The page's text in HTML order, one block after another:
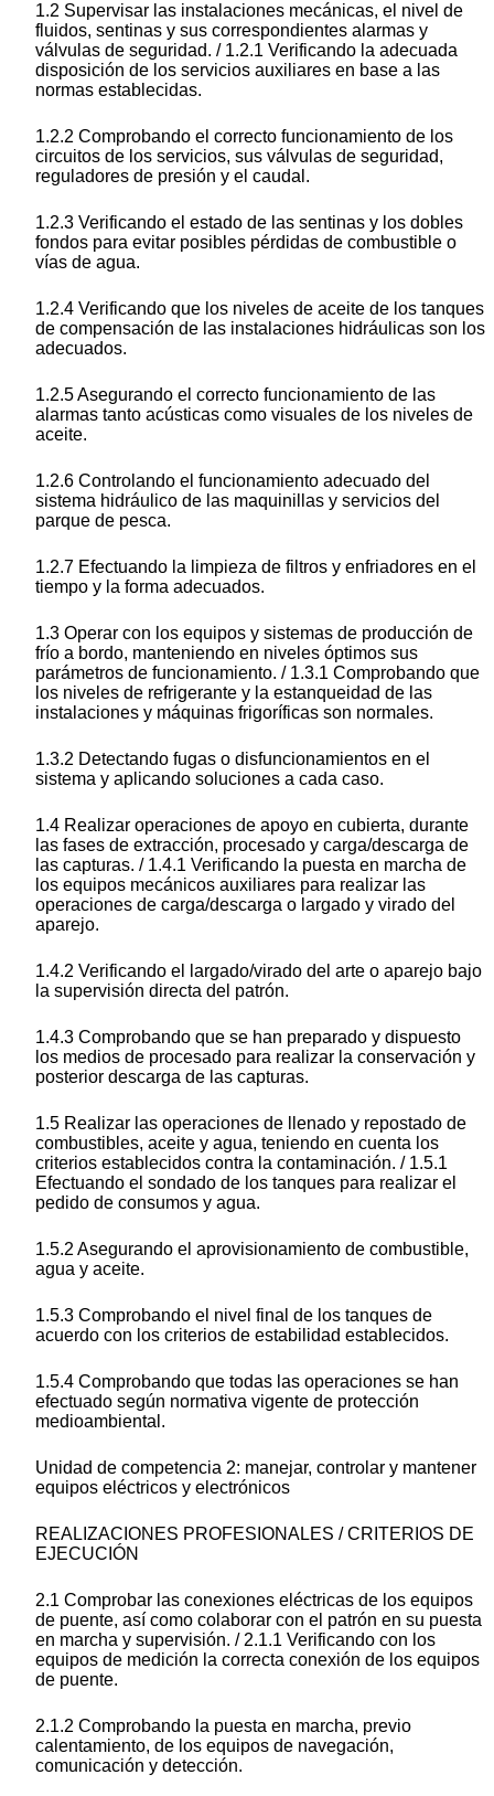
1.2 Supervisar las instalaciones mecánicas, el nivel de
fluidos, sentinas y sus correspondientes alarmas y
válvulas de seguridad. / 1.2.1 Verificando la adecuada
disposición de los servicios auxiliares en base a las
normas establecidas.
1.2.2 Comprobando el correcto funcionamiento de los
circuitos de los servicios, sus válvulas de seguridad,
reguladores de presión y el caudal.
1.2.3 Verificando el estado de las sentinas y los dobles
fondos para evitar posibles pérdidas de combustible o
vías de agua.
1.2.4 Verificando que los niveles de aceite de los tanques
de compensación de las instalaciones hidráulicas son los
adecuados.
1.2.5 Asegurando el correcto funcionamiento de las
alarmas tanto acústicas como visuales de los niveles de
aceite.
1.2.6 Controlando el funcionamiento adecuado del
sistema hidráulico de las maquinillas y servicios del
parque de pesca.
1.2.7 Efectuando la limpieza de filtros y enfriadores en el
tiempo y la forma adecuados.
1.3 Operar con los equipos y sistemas de producción de
frío a bordo, manteniendo en niveles óptimos sus
parámetros de funcionamiento. / 1.3.1 Comprobando que
los niveles de refrigerante y la estanqueidad de las
instalaciones y máquinas frigoríficas son normales.
1.3.2 Detectando fugas o disfuncionamientos en el
sistema y aplicando soluciones a cada caso.
1.4 Realizar operaciones de apoyo en cubierta, durante
las fases de extracción, procesado y carga/descarga de
las capturas. / 1.4.1 Verificando la puesta en marcha de
los equipos mecánicos auxiliares para realizar las
operaciones de carga/descarga o largado y virado del
aparejo.
1.4.2 Verificando el largado/virado del arte o aparejo bajo
la supervisión directa del patrón.
1.4.3 Comprobando que se han preparado y dispuesto
los medios de procesado para realizar la conservación y
posterior descarga de las capturas.
1.5 Realizar las operaciones de llenado y repostado de
combustibles, aceite y agua, teniendo en cuenta los
criterios establecidos contra la contaminación. / 1.5.1
Efectuando el sondado de los tanques para realizar el
pedido de consumos y agua.
1.5.2 Asegurando el aprovisionamiento de combustible,
agua y aceite.
1.5.3 Comprobando el nivel final de los tanques de
acuerdo con los criterios de estabilidad establecidos.
1.5.4 Comprobando que todas las operaciones se han
efectuado según normativa vigente de protección
medioambiental.
Unidad de competencia 2: manejar, controlar y mantener
equipos eléctricos y electrónicos
REALIZACIONES PROFESIONALES / CRITERIOS DE
EJECUCIÓN
2.1 Comprobar las conexiones eléctricas de los equipos
de puente, así como colaborar con el patrón en su puesta
en marcha y supervisión. / 2.1.1 Verificando con los
equipos de medición la correcta conexión de los equipos
de puente.
2.1.2 Comprobando la puesta en marcha, previo
calentamiento, de los equipos de navegación,
comunicación y detección.